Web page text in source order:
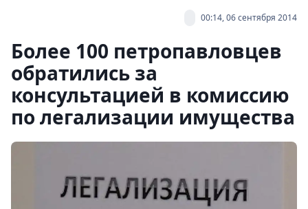
00:14, 06 сентября 2014
Более 100 петропавловцев
обратились за
консультацией в комиссию
по легализации имущества